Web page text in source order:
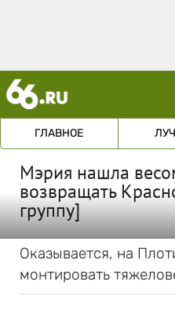
ГЛАВНОЕ
Мэрия нашла
возвращать
группу]
Оказывается, на
монтировать